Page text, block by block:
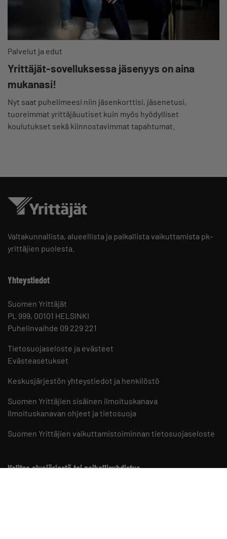
Palvelut ja edut
Yrittäjät-sovelluksessa jäsenyys on aina
mukanasi!
Nyt saat puhelimeesi niin jäsenkorttisi, jäsenetusi,
tuoreimmat yrittäjäuutiset kuin myös hyödylliset
koulutukset sekä kiinnostavimmat tapahtumat.
Valtakunnallista, alueellista ja paikallista vaikuttamista pk-
yrittäjien puolesta.
Yhteystiedot
Suomen Yrittäjät
PL 999, 00101 HELSINKI
Puhelinvaihde 09 229 221
Tietosuojaseloste ja evästeet
Evästeasetukset
Keskusjärjestön yhteystiedot ja henkilöstö
Suomen Yrittäjien sisäinen ilmoituskanava
Ilmoituskanavan ohjeet ja tietosuoja
Suomen Yrittäjien vaikuttamistoiminnan tietosuojaseloste
Valitse aluejärjestö tai paikallisyhdistys